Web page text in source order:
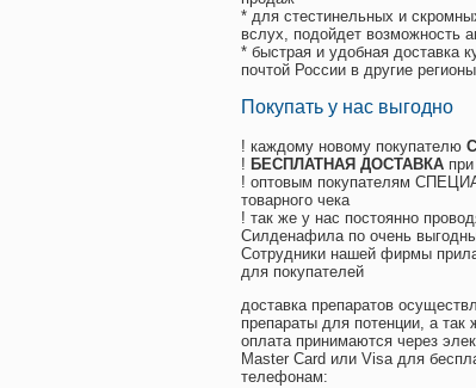
* для стестинельных и
вслух, подойдет возможность
* быстрая и удобная доставка
почтой России в другие
Покупать у нас выгодно
! каждому новому покупателю
! БЕСПЛАТНАЯ ДОСТАВКА
! оптовым покупателям
товарного чека
! так же у нас постоянно
Силденафила по очень
Cотрудники нашей фирмы
для покупателей
доставка препаратов
препараты для потенции, а так
оплата принимаются через
Master Card или Visa для
телефонам: